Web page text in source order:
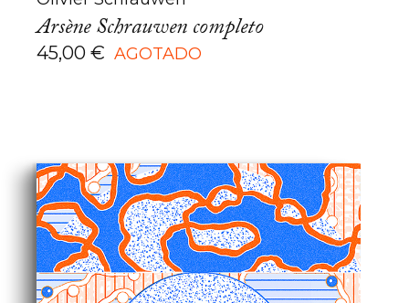
Arsène Schrauwen completo
45,00 € AGOTADO